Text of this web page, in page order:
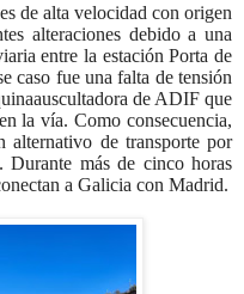
de alta velocidad con origen
alteraciones debido a una
entre la estación Porta de
caso fue una falta de tensión
de ADIF que
la vía. Como consecuencia,
alternativo de transporte por
Durante más de cinco horas
a Galicia con Madrid.